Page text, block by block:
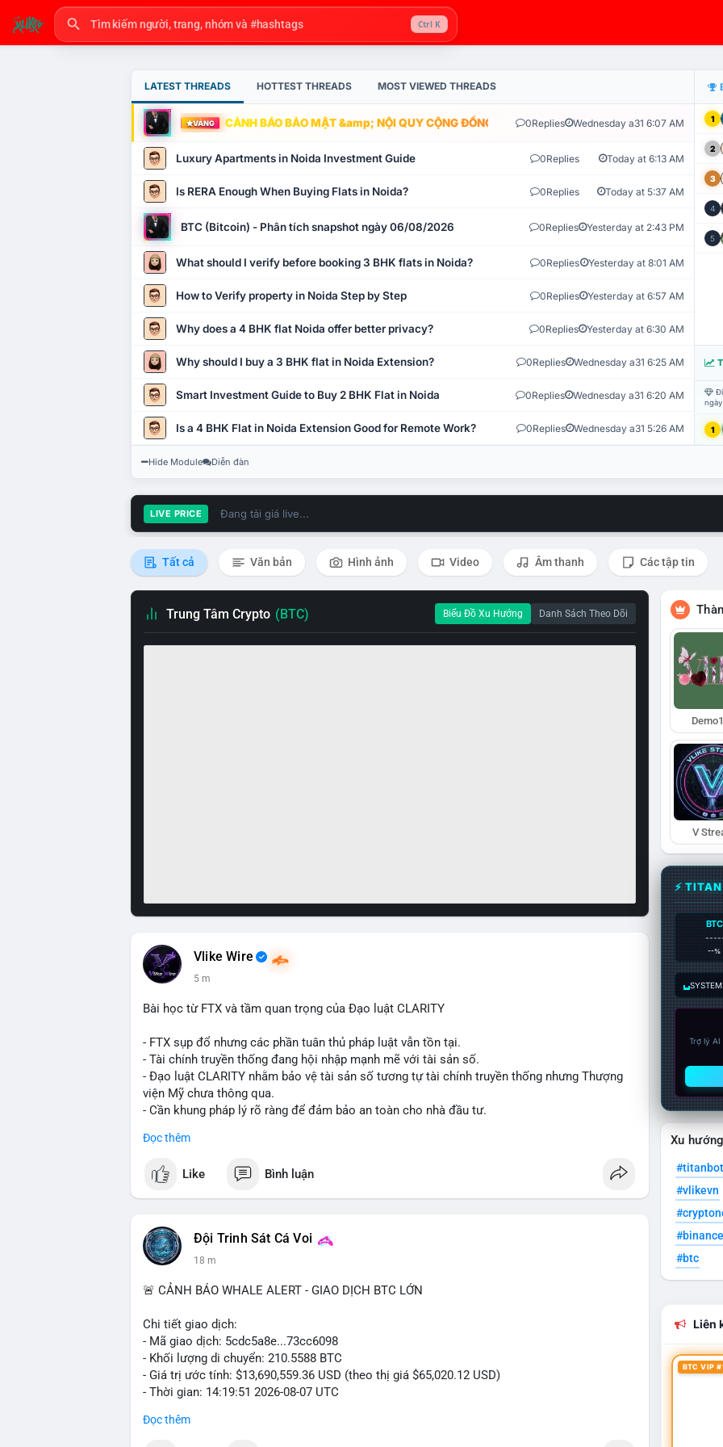
Ctrl K
LATEST THREADS HOTTEST THREADS MOST VIEWED THREADS
VÀNG CẢNH BÁO BẢO MẬT &amp; NỘI QUY CỘNG ĐỒNG VLIKE.VN: HỆ THỐNG GIÁM SÁT TỰ
0Replies Wednesday a31 6:07 AM
Luxury Apartments in Noida Investment Guide 0Replies Today at 6:13 AM
Is RERA Enough When Buying Flats in Noida? 0Replies Today at 5:37 AM
BTC (Bitcoin) - Phân tích snapshot ngày 06/08/2026 0Replies Yesterday at 2:43 PM
What should I verify before booking 3 BHK flats in Noida? 0Replies Yesterday at 8:01 AM
How to Verify property in Noida Step by Step 0Replies Yesterday at 6:57 AM
Why does a 4 BHK flat Noida offer better privacy? 0Replies Yesterday at 6:30 AM
Why should I buy a 3 BHK flat in Noida Extension? 0Replies Wednesday a31 6:25 AM
Smart Investment Guide to Buy 2 BHK Flat in Noida 0Replies Wednesday a31 6:20 AM
Is a 4 BHK Flat in Noida Extension Good for Remote Work? 0Replies Wednesday a31 5:26 AM
1
2
3
4
5
1
Hide Module Diễn đàn
LIVE PRICE Đang tải giá live...
Tất cả Văn bản Hình ảnh Video Âm thanh Các tập tin
Trung Tâm Crypto (BTC) Biểu Đồ Xu Hướng Danh Sách Theo Dõi
Vlike Wire
5 m
Bài học từ FTX và tầm quan trọng của Đạo luật CLARITY
- FTX sụp đổ nhưng các phần tuân thủ pháp luật vẫn tồn tại.
- Tài chính truyền thống đang hội nhập mạnh mẽ với tài sản số.
- Đạo luật CLARITY nhằm bảo vệ tài sản số tương tự tài chính truyền thống nhưng Thượng
viện Mỹ chưa thông qua.
- Cần khung pháp lý rõ ràng để đảm bảo an toàn cho nhà đầu tư.
#binancesquare
$btc $eth
📰 Nguồn: CoinDesk
Đọc thêm
Like Bình luận
Đội Trinh Sát Cá Voi
18 m
🚨 CẢNH BÁO WHALE ALERT - GIAO DỊCH BTC LỚN
Chi tiết giao dịch:
- Mã giao dịch: 5cdc5a8e...73cc6098
- Khối lượng di chuyển: 210.5588 BTC
- Giá trị ước tính: $13,690,559.36 USD (theo thị giá $65,020.12 USD)
- Thời gian: 14:19:51 2026-08-07 UTC
Nhận định phân tích hành vi của Cá voi dựa trên giao dịch này (ví dụ: chuyển dịch lượng lớn
Đọc thêm
V
⚡
BTC
--%
Trợ lý
Xu
#titanbot
#vlikevn
#btc
Liên
BTC VIP